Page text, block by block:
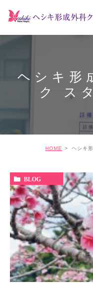
ヘシキ形
ク ス
HOME ヘシキ
BLOG